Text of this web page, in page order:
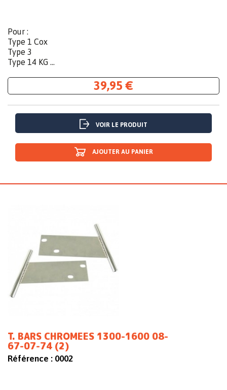
Pour :
Type 1 Cox
Type 3
Type 14 KG ...
39,95 €
VOIR LE PRODUIT
AJOUTER AU PANIER
T. BARS CHROMEES 1300-1600 08-
67-07-74 (2)
Référence : 0002